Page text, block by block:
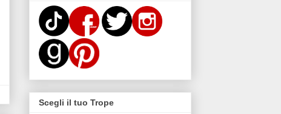
Scegli il tuo Trope